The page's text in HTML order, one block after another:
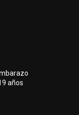
años